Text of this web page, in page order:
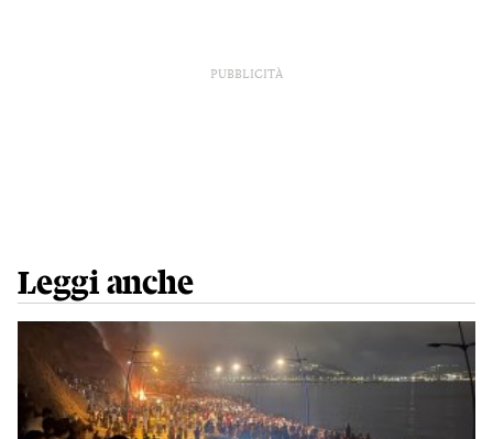
PUBBLICITÀ
Leggi anche